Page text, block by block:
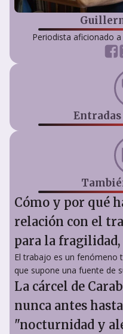
Periodista aficionado
Cómo y por qué
relación con el
para la fragilidad,
El trabajo es un fenómeno
que supone una fuente de
La cárcel de
nunca antes
"nocturnidad y